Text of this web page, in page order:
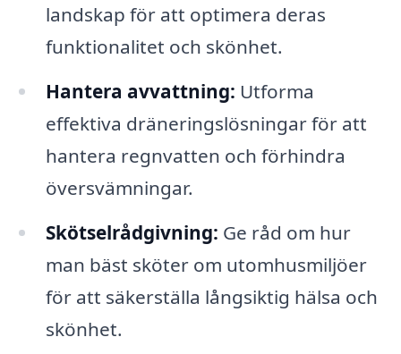
landskap för att optimera deras
funktionalitet och skönhet.
Hantera avvattning: Utforma
effektiva dräneringslösningar för att
hantera regnvatten och förhindra
översvämningar.
Skötselrådgivning: Ge råd om hur
man bäst sköter om utomhusmiljöer
för att säkerställa långsiktig hälsa och
skönhet.